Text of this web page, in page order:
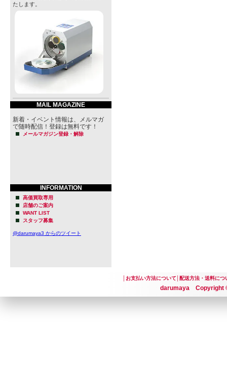
たします。
MAIL MAGAZINE
新着・イベント情報は、メルマガ
で随時配信！登録は無料です！
メールマガジン登録・解除
INFORMATION
高価買取専用
店舗のご案内
WANT LIST
スタッフ募集
@darumaya3 からのツイート
お支払い方法について│ 配送方法・送料につ
darumaya Copyright